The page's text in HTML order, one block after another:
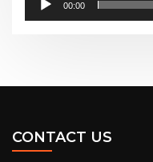
00:00
CONTACT US